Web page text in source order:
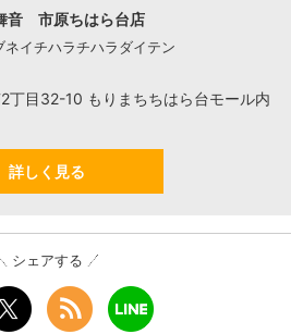
音 市原ちはら台店
ネイチハラチハラダイテン
丁目32-10 もりまちちはら台モール内
詳しく見る
シェアする